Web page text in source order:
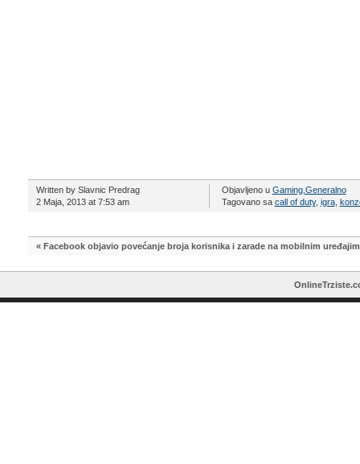
Written by Slavnic Predrag
2 Maja, 2013 at 7:53 am
Objavljeno u Gaming, Generalno
Tagovano sa call of duty, igra,
« Facebook objavio povećanje broja korisnika i zarade na mobilnim